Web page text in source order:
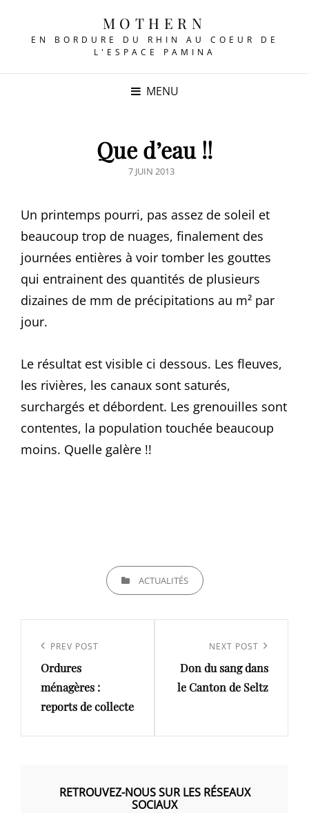
MOTHERN
EN BORDURE DU RHIN AU COEUR DE
L'ESPACE PAMINA
MENU
Que d’eau !!
POSTED
7 JUIN 2013
Un printemps pourri, pas assez de soleil et
beaucoup trop de nuages, finalement des
journées entières à voir tomber les gouttes
qui entrainent des quantités de plusieurs
dizaines de mm de précipitations au m² par
jour.
Le résultat est visible ci dessous. Les fleuves,
les rivières, les canaux sont saturés,
surchargés et débordent. Les grenouilles sont
contentes, la population touchée beaucoup
moins. Quelle galère !!
CATEGORIESACTUALITÉS
l’article
Previous
Post
PREV POST
Ordures
ménagères :
reports de collecte
Post
NEXT POST
Don du sang dans
le Canton de Seltz
RETROUVEZ-NOUS SUR LES RÉSEAUX
SOCIAUX